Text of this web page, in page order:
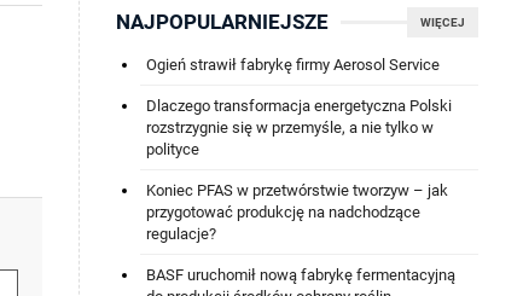
WIĘCEJ
NAJPOPULARNIEJSZE
Ogień strawił fabrykę firmy Aerosol Service
Dlaczego transformacja energetyczna Polski
rozstrzygnie się w przemyśle, a nie tylko w
polityce
Koniec PFAS w przetwórstwie tworzyw – jak
przygotować produkcję na nadchodzące
regulacje?
BASF uruchomił nową fabrykę fermentacyjną